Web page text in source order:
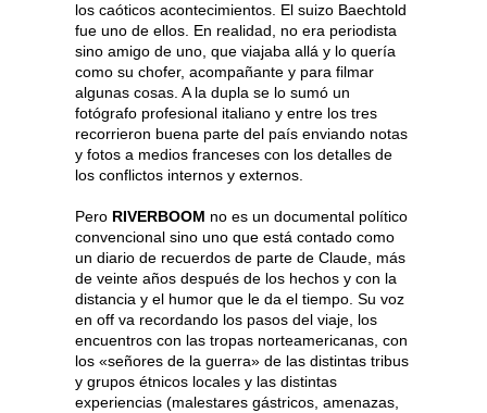
los caóticos acontecimientos. El suizo Baechtold
fue uno de ellos. En realidad, no era periodista
sino amigo de uno, que viajaba allá y lo quería
como su chofer, acompañante y para filmar
algunas cosas. A la dupla se lo sumó un
fotógrafo profesional italiano y entre los tres
recorrieron buena parte del país enviando notas
y fotos a medios franceses con los detalles de
los conflictos internos y externos.
Pero RIVERBOOM no es un documental político
convencional sino uno que está contado como
un diario de recuerdos de parte de Claude, más
de veinte años después de los hechos y con la
distancia y el humor que le da el tiempo. Su voz
en off va recordando los pasos del viaje, los
encuentros con las tropas norteamericanas, con
los «señores de la guerra» de las distintas tribus
y grupos étnicos locales y las distintas
experiencias (malestares gástricos, amenazas,